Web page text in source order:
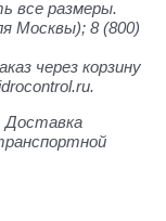
все размеры.
Москвы); 8 (800)
через корзину
Доставка